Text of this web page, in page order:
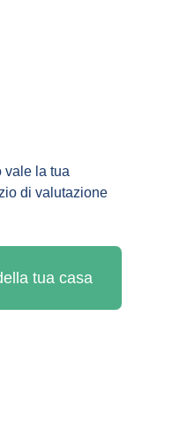
tua casa
vale la tua
di valutazione